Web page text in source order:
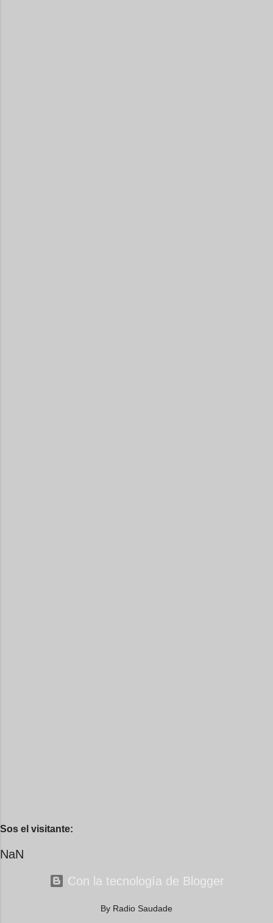
Sos el visitante:
NaN
Con la tecnología de Blogger
By Radio Saudade